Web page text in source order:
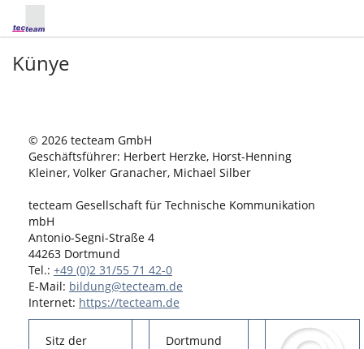
Künye
© 2026 tecteam GmbH
Geschäftsführer: Herbert Herzke, Horst-Henning
Kleiner, Volker Granacher, Michael Silber
tecteam Gesellschaft für Technische Kommunikation
mbH
Antonio-Segni-Straße 4
44263 Dortmund
Tel.: +49 (0)2 31/55 71 42-0
E-Mail: bildung@tecteam.de
Internet: https://tecteam.de
Sitz der
Dortmund